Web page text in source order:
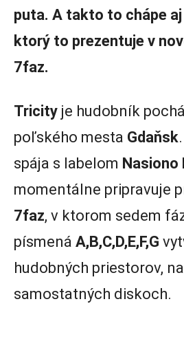
puta. A takto to chápe
ktorý to prezentuje v
7faz.
Tricity je hudobník
poľského mesta Gdaňsk
spája s labelom Nasiono
momentálne pripravuje
7faz, v ktorom sedem
písmená A,B,C,D,E,F,G
hudobných priestorov,
samostatných diskoch.